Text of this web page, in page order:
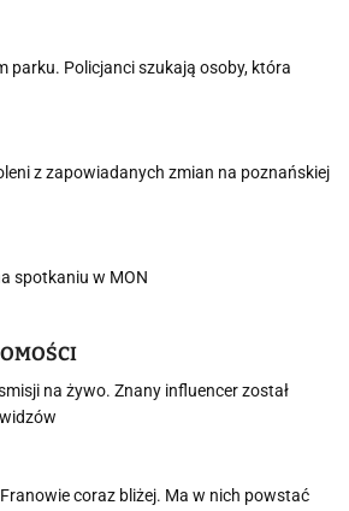
parku. Policjanci szukają osoby, która
z zapowiadanych zmian na poznańskiej
spotkaniu w MON
na żywo. Znany influencer został
coraz bliżej. Ma w nich powstać